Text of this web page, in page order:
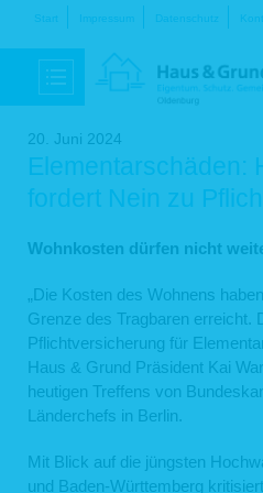
Navigation
Start Impressum Datenschutz
20. Juni 2024
Elementarschäden:
fordert Nein zu
Wohnkosten dürfen nicht
„Die Kosten des Wohnens
Grenze des Tragbaren erreicht.
Pflichtversicherung für
Haus & Grund Präsident Kai
heutigen Treffens von
Länderchefs in Berlin.
Mit Blick auf die jüngsten
und Baden-Württemberg